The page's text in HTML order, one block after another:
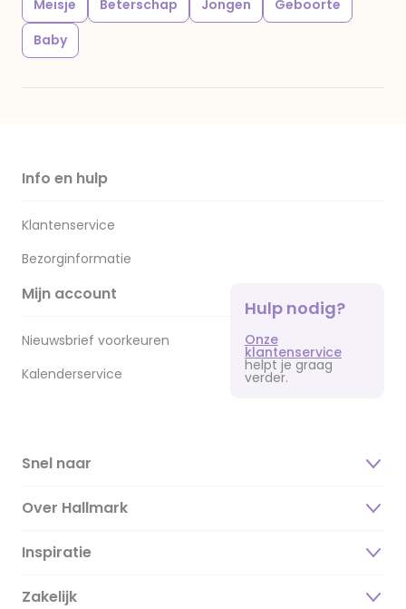
Meisje Beterschap Jongen
Geboorte
Baby
Info en hulp
Klantenservice
Bezorginformatie
Mijn account
Nieuwsbrief voorkeuren
Kalenderservice
Hulp nodig?
Onze
klantenservice
helpt je graag
verder.
Snel naar
Over Hallmark
Over ons
Duurzaamheid
Inspiratie
Magazine
Zakelijk